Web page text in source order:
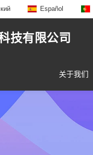
Español
技有限公司
关于我们